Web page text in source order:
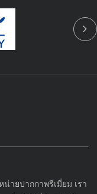
น่ายปากกาพรีเมี่ยม เรา